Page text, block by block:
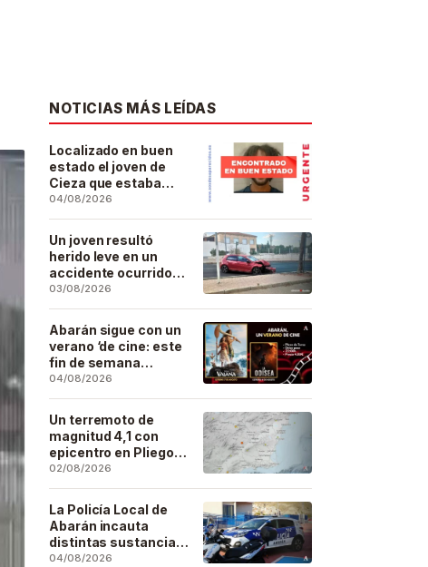
NOTICIAS MÁS LEÍDAS
Localizado en buen
estado el joven de
Cieza que estaba
desaparecido desde
el pasado 29 de julio
04/08/2026
Un joven resultó
herido leve en un
accidente ocurrido
este lunes en la
barriada de San José
Artesano
03/08/2026
Abarán sigue con un
verano ‘de cine: este
fin de semana
Vaiana… y después,
La Odisea
04/08/2026
Un terremoto de
magnitud 4,1 con
epicentro en Pliego
se deja sentir en
buena parte de la
región
02/08/2026
La Policía Local de
Abarán incauta
distintas sustancias
estupefacientes en
04/08/2026